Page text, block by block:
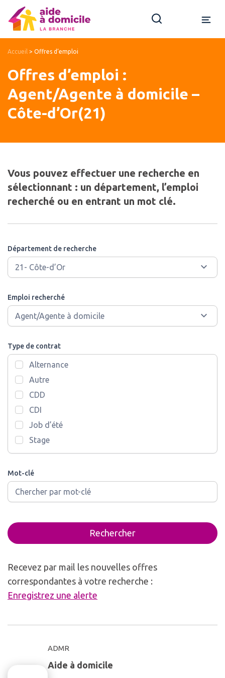
Accueil > Offres d’emploi
Offres d’emploi :
Agent/Agente à domicile –
Côte-d’Or(21)
Vous pouvez effectuer une recherche en
sélectionnant : un département, l’emploi
recherché ou en entrant un mot clé.
Département de recherche
Emploi recherché
Type de contrat
Alternance
Autre
CDD
CDI
Job d’été
Stage
Mot-clé
Rechercher
Recevez par mail les nouvelles offres
correspondantes à votre recherche :
Enregistrez une alerte
ADMR
Aide à domicile